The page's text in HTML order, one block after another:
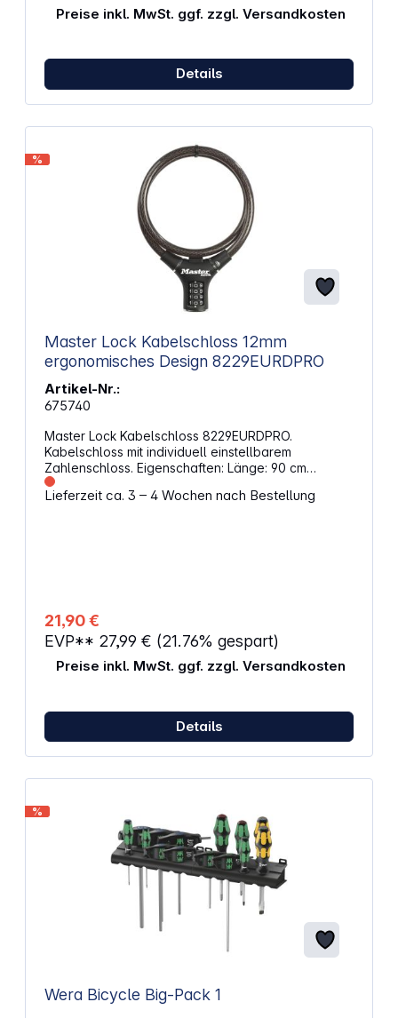
Preise inkl. MwSt. ggf. zzgl. Versandkosten
Details
%
Master Lock Kabelschloss 12mm
ergonomisches Design 8229EURDPRO
Artikel-Nr.:
675740
Master Lock Kabelschloss 8229EURDPRO.
Kabelschloss mit individuell einstellbarem
Zahlenschloss. Eigenschaften: Länge: 90 cm
Durchmesser: 12 mm Farbe: schwarz Starker und
flexibler Stahldraht Schützende Vinylummantelung
Lieferzeit ca. 3 – 4 Wochen nach Bestellung
21,90 €
EVP** 27,99 € (21.76% gespart)
Preise inkl. MwSt. ggf. zzgl. Versandkosten
Details
%
Wera Bicycle Big-Pack 1